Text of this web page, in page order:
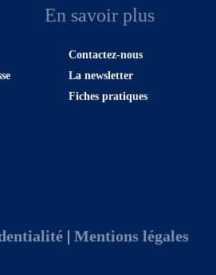
En savoir plus
Contactez-nous
La newsletter
Fiches pratiques
|Mentions légales